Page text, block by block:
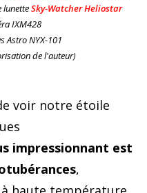
lunetteSky-Watcher Heliostar
IXM428
Astro NYX-101
de l'auteur)
voir notre étoile
impressionnant est
,